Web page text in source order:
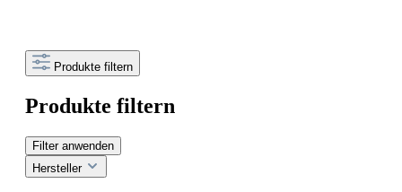
Produkte filtern
Produkte filtern
Filter anwenden
Hersteller